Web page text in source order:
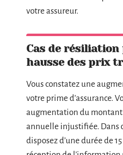
votre assureur.
Cas de résiliation
hausse des prix
Vous constatez une
votre prime d’assurance.
augmentation du
annuelle injustifiée. Dans
disposez d’une durée de